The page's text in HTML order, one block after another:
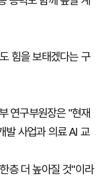
힘을 보태겠다는 구
연구부원장은 "현재
발 사업과 의료 AI 교
층 더 높아질 것"이라